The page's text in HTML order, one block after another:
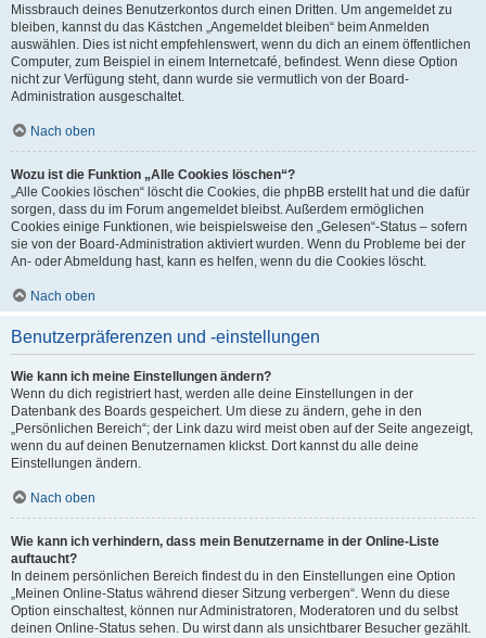
Missbrauch deines Benutzerkontos durch einen Dritten. Um angemeldet zu
bleiben, kannst du das Kästchen „Angemeldet bleiben“ beim Anmelden
auswählen. Dies ist nicht empfehlenswert, wenn du dich an einem öffentlichen
Computer, zum Beispiel in einem Internetcafé, befindest. Wenn diese Option
nicht zur Verfügung steht, dann wurde sie vermutlich von der Board-
Administration ausgeschaltet.
Nach oben
Wozu ist die Funktion „Alle Cookies löschen“?
„Alle Cookies löschen“ löscht die Cookies, die phpBB erstellt hat und die dafür
sorgen, dass du im Forum angemeldet bleibst. Außerdem ermöglichen
Cookies einige Funktionen, wie beispielsweise den „Gelesen“-Status – sofern
sie von der Board-Administration aktiviert wurden. Wenn du Probleme bei der
An- oder Abmeldung hast, kann es helfen, wenn du die Cookies löscht.
Nach oben
Benutzerpräferenzen und -einstellungen
Wie kann ich meine Einstellungen ändern?
Wenn du dich registriert hast, werden alle deine Einstellungen in der
Datenbank des Boards gespeichert. Um diese zu ändern, gehe in den
„Persönlichen Bereich“; der Link dazu wird meist oben auf der Seite angezeigt,
wenn du auf deinen Benutzernamen klickst. Dort kannst du alle deine
Einstellungen ändern.
Nach oben
Wie kann ich verhindern, dass mein Benutzername in der Online-Liste
auftaucht?
In deinem persönlichen Bereich findest du in den Einstellungen eine Option
„Meinen Online-Status während dieser Sitzung verbergen“. Wenn du diese
Option einschaltest, können nur Administratoren, Moderatoren und du selbst
deinen Online-Status sehen. Du wirst dann als unsichtbarer Besucher gezählt.